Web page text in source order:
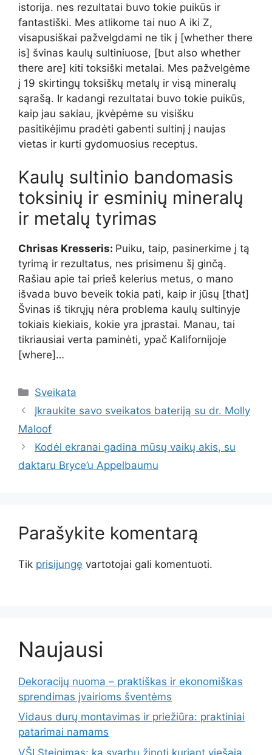
istorija. nes rezultatai buvo tokie puikūs ir
fantastiški. Mes atlikome tai nuo A iki Z,
visapusiškai pažvelgdami ne tik į [whether there
is] švinas kaulų sultiniuose, [but also whether
there are] kiti toksiški metalai. Mes pažvelgėme
į 19 skirtingų toksiškų metalų ir visą mineralų
sąrašą. Ir kadangi rezultatai buvo tokie puikūs,
kaip jau sakiau, įkvėpėme su visišku
pasitikėjimu pradėti gabenti sultinį į naujas
vietas ir kurti gydomuosius receptus.
Kaulų sultinio bandomasis
toksinių ir esminių mineralų
ir metalų tyrimas
Chrisas Kresseris: Puiku, taip, pasinerkime į tą
tyrimą ir rezultatus, nes prisimenu šį ginčą.
Rašiau apie tai prieš kelerius metus, o mano
išvada buvo beveik tokia pati, kaip ir jūsų [that]
Švinas iš tikrųjų nėra problema kaulų sultinyje
tokiais kiekiais, kokie yra įprastai. Manau, tai
tikriausiai verta paminėti, ypač Kalifornijoje
[where]…
Kategorijos
Sveikata
Įkraukite savo sveikatos bateriją su dr. Molly
Maloof
Kodėl ekranai gadina mūsų vaikų akis, su
daktaru Bryce’u Appelbaumu
Parašykite komentarą
Tik prisijungę vartotojai gali komentuoti.
Naujausi
Dekoracijų nuoma – praktiškas ir ekonomiškas
sprendimas įvairioms šventėms
Vidaus durų montavimas ir priežiūra: praktiniai
patarimai namams
VŠĮ Steigimas: ką svarbu žinoti kuriant viešąją